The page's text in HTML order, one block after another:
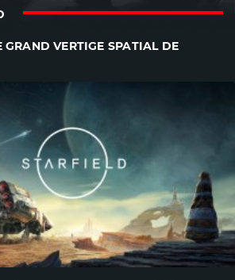
GRAND VERTIGE SPATIAL DE